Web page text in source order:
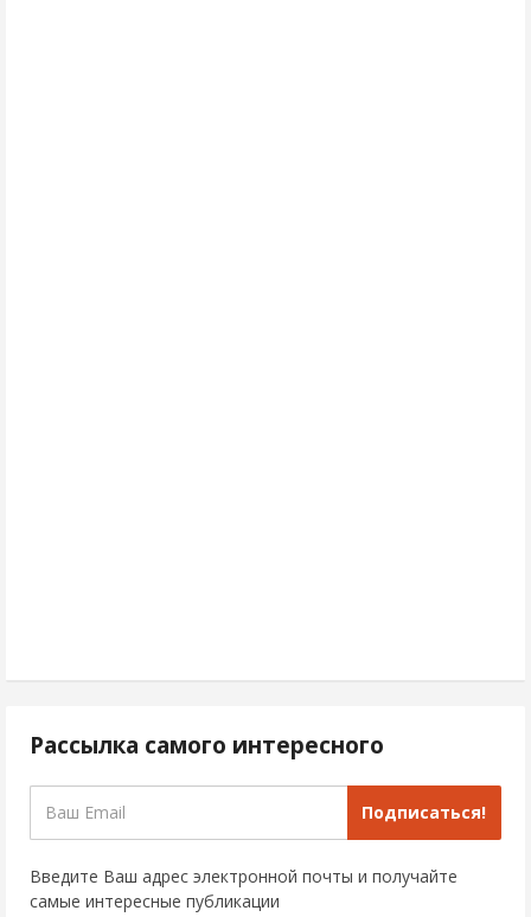
Рассылка самого интересного
Подписаться!
Введите Ваш адрес электронной почты и получайте
самые интересные публикации